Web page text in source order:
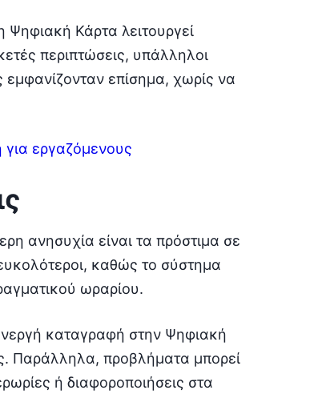
Ψηφιακή Κάρτα λειτουργεί
περιπτώσεις, υπάλληλοι
επίσημα, χωρίς να
για εργαζόμενους
ανησυχία είναι τα πρόστιμα σε
καθώς το σύστημα
ωραρίου.
καταγραφή στην Ψηφιακή
Παράλληλα, προβλήματα μπορεί
ή διαφοροποιήσεις στα